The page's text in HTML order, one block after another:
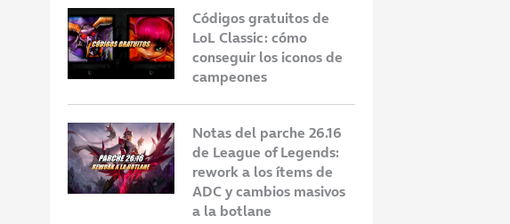
Códigos gratuitos de
LoL Classic: cómo
conseguir los iconos de
campeones
Notas del parche 26.16
de League of Legends:
rework a los ítems de
ADC y cambios masivos
a la botlane